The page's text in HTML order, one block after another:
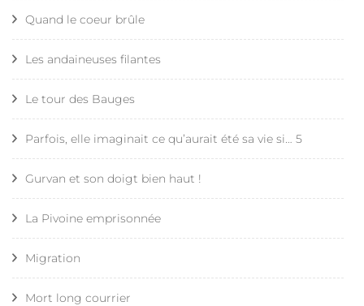
Quand le coeur brûle
Les andaineuses filantes
Le tour des Bauges
Parfois, elle imaginait ce qu’aurait été sa vie si… 5
Gurvan et son doigt bien haut !
La Pivoine emprisonnée
Migration
Mort long courrier